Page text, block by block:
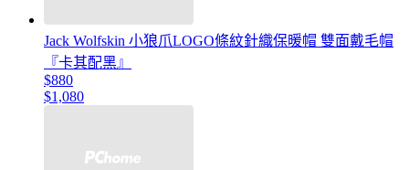
Jack Wolfskin 小狼爪LOGO條紋針織保暖帽 雙面戴毛帽
『卡其配黑』
$880
$1,080